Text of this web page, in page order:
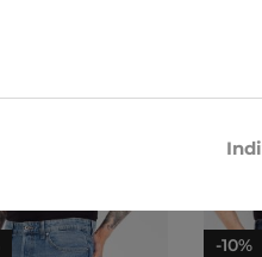
ÄHNLICHE
-10%